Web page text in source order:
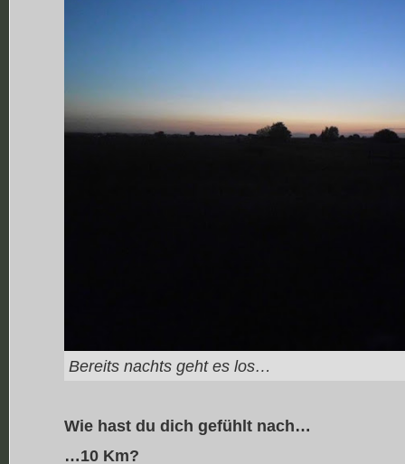
Bereits nachts geht es los…
Wie hast du dich gefühlt nach…
…10 Km?